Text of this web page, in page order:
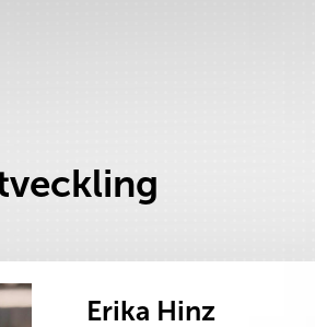
Erika Hinz